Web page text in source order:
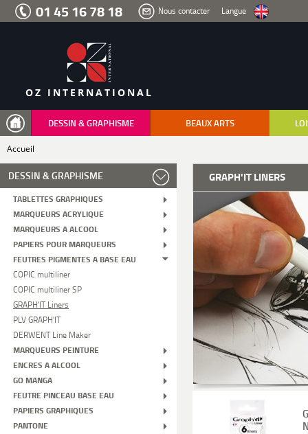
Aller
menu
recherche
01 45 16 78 18 Nous contacter Langue
OZ INTERNATIONAL
DESSIN & GRAPHISME BEAUX ARTS
Accueil
DESSIN & GRAPHISME
TABLETTES GRAPHIQUES
MARQUEURS ACRYLIQUE
MARQUEURS A ALCOOL
PAPIERS POUR MARQUEURS
FEUTRES PIGMENTES A BASE EAU
COPIC multiliner
COPIC multiliner SP
GRAPH'IT Liners
PLV GRAPH'IT
DERWENT Line Maker
MARQUEURS PEINTURE
ENCRES A ALCOOL
GO MANGA
FEUTRE PINCEAU BASE EAU
PAPIERS GRAPHIQUES
PANTONE
GRAPH'IT LINERS